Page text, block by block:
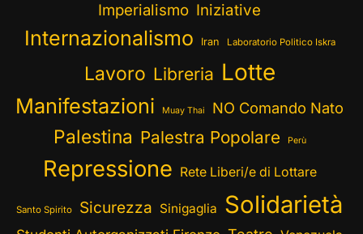
Imperialismo Iniziative
Internazionalismo Iran Laboratorio Politico Iskra
Lavoro Libreria Lotte
Manifestazioni Muay Thai NO Comando Nato
Palestina Palestra Popolare Perù
Repressione Rete Liberi/e di Lottare
Santo Spirito Sicurezza Sinigaglia Solidarietà